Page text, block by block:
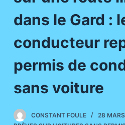
o
e
n
u
dans le Gard :
conducteur
permis de
sans voiture
CONSTANT FOULE
28